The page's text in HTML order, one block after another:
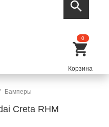
0
Бамперы
Creta RHM